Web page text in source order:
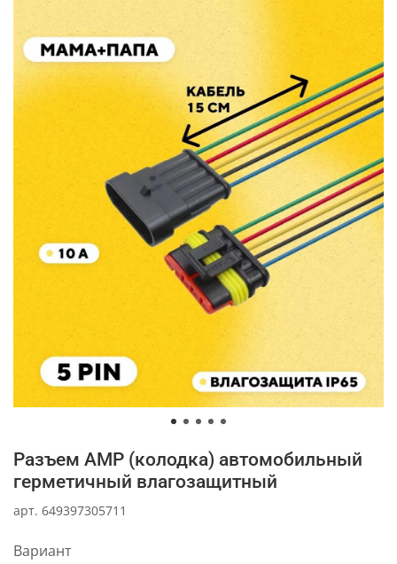
арт. 649397305711
Разъем AMP (колодка) автомобильный
герметичный влагозащитный
Вариант